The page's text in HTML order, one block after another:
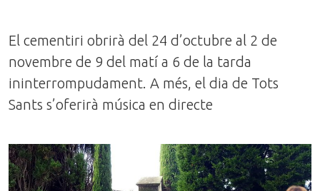
El cementiri obrirà del 24 d’octubre al 2 de
novembre de 9 del matí a 6 de la tarda
ininterrompudament. A més, el dia de Tots
Sants s’oferirà música en directe